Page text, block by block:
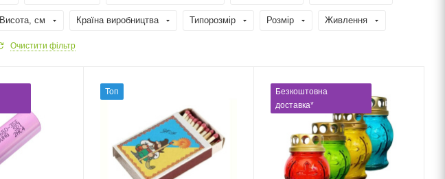
Висота, см Країна виробництва Типорозмір Розмір Живлення
Очистити фільтр
Топ
Безкоштовна
доставка*